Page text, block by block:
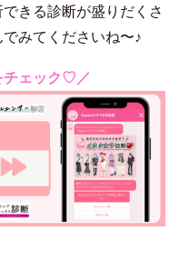
きる診断が盛りだくさ
みてくださいね〜♪
チェック♡／